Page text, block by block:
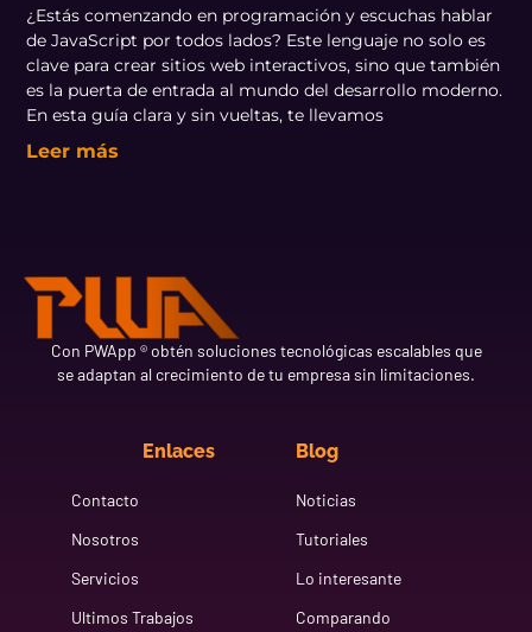
¿Estás comenzando en programación y escuchas hablar
de JavaScript por todos lados? Este lenguaje no solo es
clave para crear sitios web interactivos, sino que también
es la puerta de entrada al mundo del desarrollo moderno.
En esta guía clara y sin vueltas, te llevamos
Leer más
Con PWApp ® obtén soluciones tecnológicas escalables que
se adaptan al crecimiento de tu empresa sin limitaciones.
Enlaces
Contacto
Nosotros
Servicios
Ultimos Trabajos
Blog
Noticias
Tutoriales
Lo interesante
Comparando